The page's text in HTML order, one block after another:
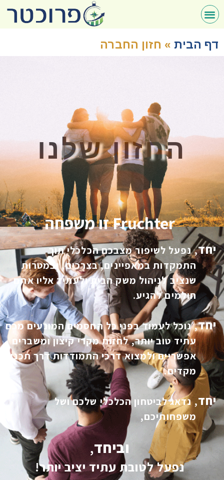
דף הבית » חזון החברה
החזון שלנו
Fruchter זו משפחה
יחד, נפעל לשיפור מצבכם הכלכלי תוך
התמקדות במאפיינים, בצרכים, ובמטרות
שנציב לניהול משק הבית ולעתיד אליו אתם
חולמים להגיע.
יחד, נוכל לעמוד בפני כל החסמים המונעים מכם
עתיד טוב יותר, לחזות מקרי קיצון ומשברים
אפשריים ולמצוא דרכי התמודדות דרך תכנון
מקדים.
יחד, נדאג לביטחון הכלכלי שלכם ושל
משפחותיכם,
וביחד,
נפעל לטובת עתיד יציב יותר!